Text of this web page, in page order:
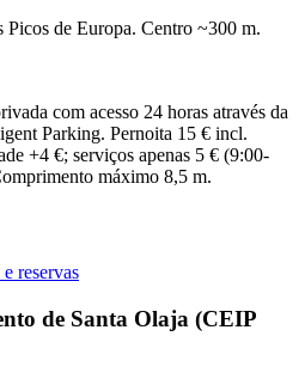
Picos de Europa. Centro ~300 m.
com acesso 24 horas através da
Parking. Pernoita 15 € incl.
+4 €; serviços apenas 5 € (9:00-
máximo 8,5 m.
reservas
de Santa Olaja (CEIP